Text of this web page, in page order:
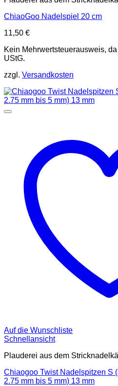
ChiaoGoo Nadelspiel 20 cm
11,50 €
Kein Mehrwertsteuerausweis,
UStG.
zzgl. Versandkosten
Auf die Wunschliste
Schnellansicht
Plauderei aus dem
Chiaogoo Twist Nadelspitzen S
2.75 mm bis 5 mm) 13 mm